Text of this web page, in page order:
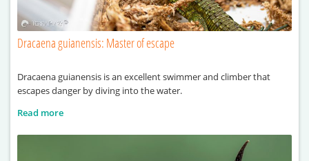
Dracaena guianensis: Master of escape
Dracaena guianensis is an excellent swimmer and climber that
escapes danger by diving into the water.
Read more